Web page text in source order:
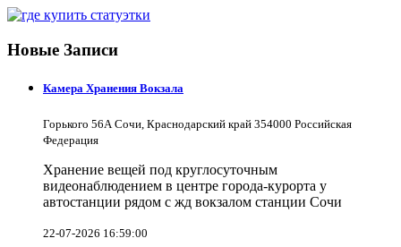
Новые Записи
Камера Хранения Вокзала
Горького 56А Сочи, Краснодарский край 354000 Российская
Федерация
Хранение вещей под круглосуточным
видеонаблюдением в центре города-курорта у
автостанции рядом с жд вокзалом станции Сочи
22-07-2026 16:59:00